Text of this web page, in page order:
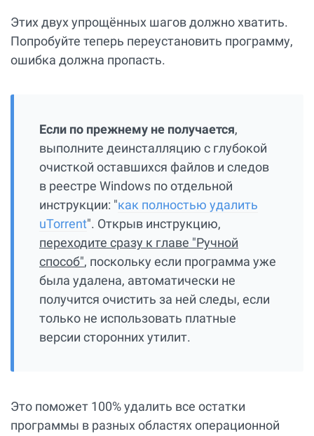
Этих двух упрощённых шагов должно хватить.
Попробуйте теперь переустановить программу,
ошибка должна пропасть.
Если по прежнему не получается,
выполните деинсталляцию с глубокой
очисткой оставшихся файлов и следов
в реестре Windows по отдельной
инструкции: "как полностью удалить
uTorrent". Открыв инструкцию,
переходите сразу к главе "Ручной
способ", поскольку если программа уже
была удалена, автоматически не
получится очистить за ней следы, если
только не использовать платные
версии сторонних утилит.
Это поможет 100% удалить все остатки
программы в разных областях операционной